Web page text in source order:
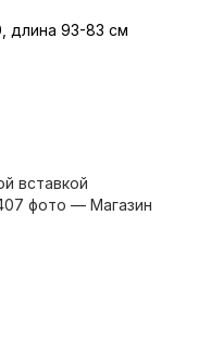
длина 93-83 см